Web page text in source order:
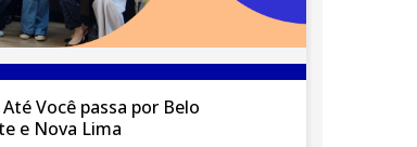
O Crefono 6 participa da 1ª Conferência
Regional da IALP em Belém/PA